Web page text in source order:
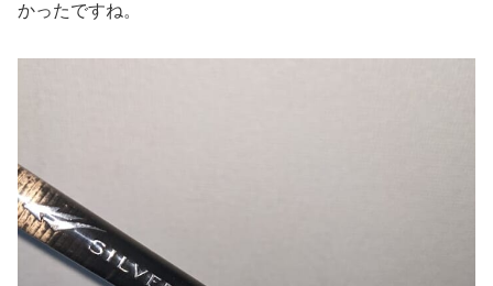
かったですね。